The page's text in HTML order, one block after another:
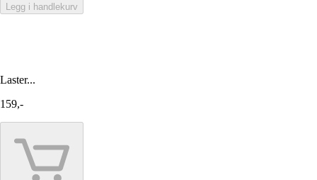
Legg i handlekurv
Laster...
159,-